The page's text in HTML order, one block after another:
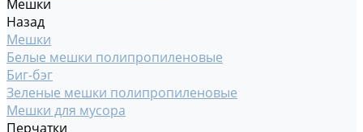
Мешки
Назад
Мешки
Белые мешки полипропиленовые
Биг-бэг
Зеленые мешки полипропиленовые
Мешки для мусора
Перчатки